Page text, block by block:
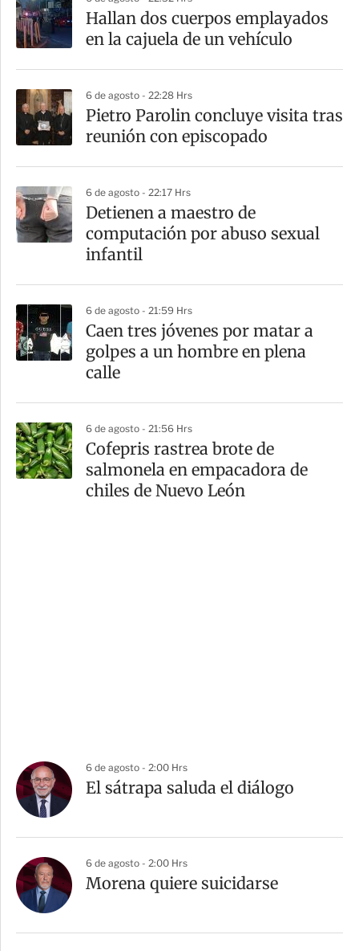
a
t
i
r
Hallan dos cuerpos emplayados
en la cajuela de un vehículo
6 de agosto - 22:28 Hrs
Pietro Parolin concluye visita tras
reunión con episcopado
6 de agosto - 22:17 Hrs
Detienen a maestro de
computación por abuso sexual
infantil
6 de agosto - 21:59 Hrs
Caen tres jóvenes por matar a
golpes a un hombre en plena
calle
6 de agosto - 21:56 Hrs
Cofepris rastrea brote de
salmonela en empacadora de
chiles de Nuevo León
6 de agosto - 2:00 Hrs
El sátrapa saluda el diálogo
6 de agosto - 2:00 Hrs
Morena quiere suicidarse